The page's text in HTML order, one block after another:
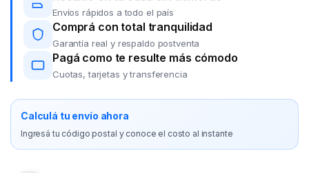
Envíos rápidos a todo el país
Comprá con total tranquilidad
Garantía real y respaldo postventa
Pagá como te resulte más cómodo
Cuotas, tarjetas y transferencia
Calculá tu envío ahora
Ingresá tu código postal y conoce el costo al instante